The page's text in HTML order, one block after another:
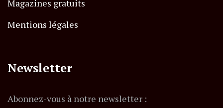
Magazines gratuits
Mentions légales
Newsletter
Abonnez-vous à notre newsletter :